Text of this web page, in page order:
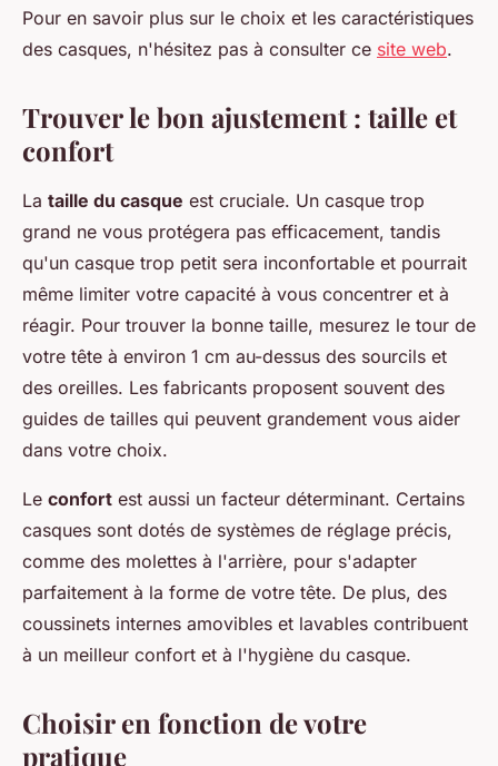
Pour en savoir plus sur le choix et les caractéristiques
des casques, n'hésitez pas à consulter ce site web.
Trouver le bon ajustement : taille et
confort
La taille du casque est cruciale. Un casque trop
grand ne vous protégera pas efficacement, tandis
qu'un casque trop petit sera inconfortable et pourrait
même limiter votre capacité à vous concentrer et à
réagir. Pour trouver la bonne taille, mesurez le tour de
votre tête à environ 1 cm au-dessus des sourcils et
des oreilles. Les fabricants proposent souvent des
guides de tailles qui peuvent grandement vous aider
dans votre choix.
Le confort est aussi un facteur déterminant. Certains
casques sont dotés de systèmes de réglage précis,
comme des molettes à l'arrière, pour s'adapter
parfaitement à la forme de votre tête. De plus, des
coussinets internes amovibles et lavables contribuent
à un meilleur confort et à l'hygiène du casque.
Choisir en fonction de votre
pratique